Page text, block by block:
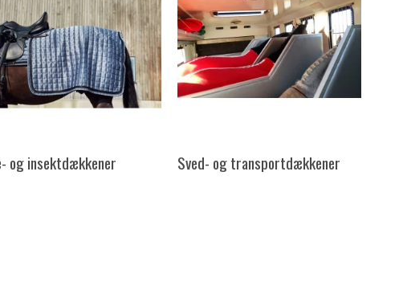
og insektdækkener Sved- og transportdækkener